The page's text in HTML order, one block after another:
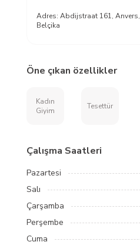
Adres: Abdijstraat 161, Anvers,
Belçika
Öne çıkan özellikler
Kadın
Giyim
Tesettür
Çalışma Saatleri
Pazartesi
Salı
Çarşamba
Perşembe
Cuma